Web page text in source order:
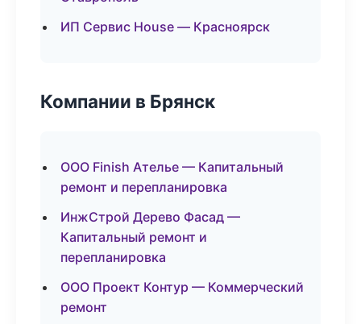
ИП Сервис House — Красноярск
Компании в Брянск
ООО Finish Ателье — Капитальный
ремонт и перепланировка
ИнжСтрой Дерево Фасад —
Капитальный ремонт и
перепланировка
ООО Проект Контур — Коммерческий
ремонт